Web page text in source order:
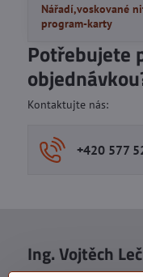
Nářadí,voskované
program-karty
Potřebujete
Kontaktujte nás:
+420 577
Ing. Vojtěch